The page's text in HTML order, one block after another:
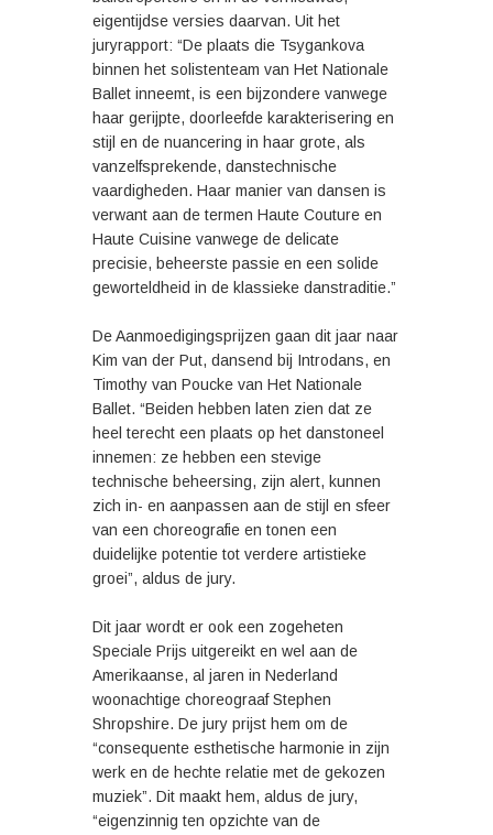
eigentijdse versies daarvan. Uit het
juryrapport: “De plaats die Tsygankova
binnen het solistenteam van Het Nationale
Ballet inneemt, is een bijzondere vanwege
haar gerijpte, doorleefde karakterisering en
stijl en de nuancering in haar grote, als
vanzelfsprekende, danstechnische
vaardigheden. Haar manier van dansen is
verwant aan de termen Haute Couture en
Haute Cuisine vanwege de delicate
precisie, beheerste passie en een solide
geworteldheid in de klassieke danstraditie.”
De Aanmoedigingsprijzen gaan dit jaar naar
Kim van der Put, dansend bij Introdans, en
Timothy van Poucke van Het Nationale
Ballet. “Beiden hebben laten zien dat ze
heel terecht een plaats op het danstoneel
innemen: ze hebben een stevige
technische beheersing, zijn alert, kunnen
zich in- en aanpassen aan de stijl en sfeer
van een choreografie en tonen een
duidelijke potentie tot verdere artistieke
groei”, aldus de jury.
Dit jaar wordt er ook een zogeheten
Speciale Prijs uitgereikt en wel aan de
Amerikaanse, al jaren in Nederland
woonachtige choreograaf Stephen
Shropshire. De jury prijst hem om de
“consequente esthetische harmonie in zijn
werk en de hechte relatie met de gekozen
muziek”. Dit maakt hem, aldus de jury,
“eigenzinnig ten opzichte van de